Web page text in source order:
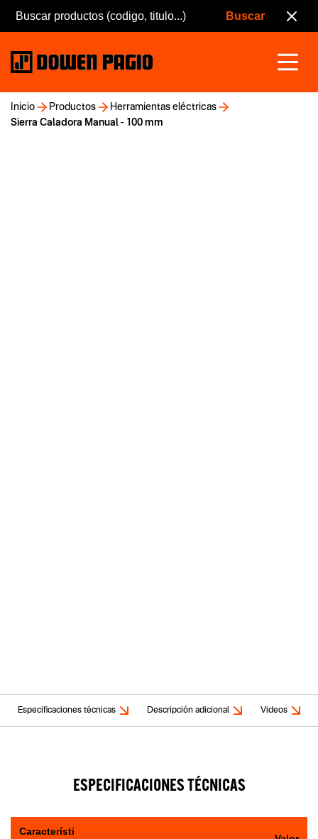
Inicio Productos
Herramientas eléctricas
Sierra Caladora Manual - 100 mm
Especificaciones técnicas Descripción adicional Videos
ESPECIFICACIONES TÉCNICAS
Característi